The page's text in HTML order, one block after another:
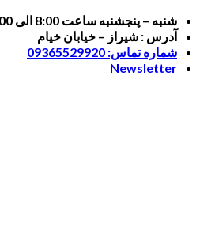
Skip
content
شنبه – پنجشنبه ساعت 8:00 الی 18:00
آدرس : شیراز – خیابان خیام
شماره تماس: 09365529920
Newsletter